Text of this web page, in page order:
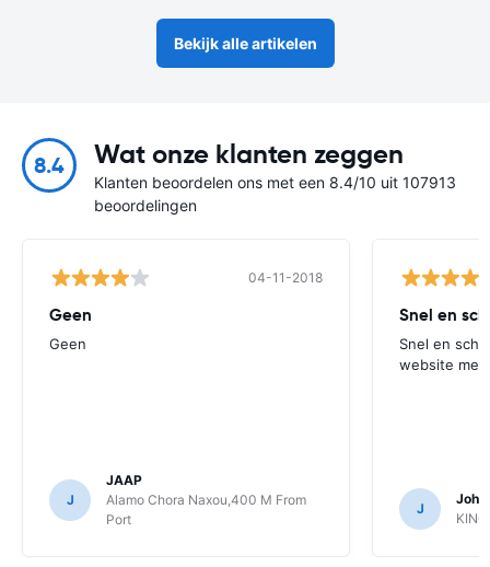
Bekijk alle artikelen
8.4 Wat onze klanten zeggen
Klanten beoordelen ons met een 8.4/10 uit 107913
beoordelingen
04-11-2018
Geen
Geen
J
JAAP
Alamo Chora Naxou,400 M From
Port
Snel en
Snel en
website met
J